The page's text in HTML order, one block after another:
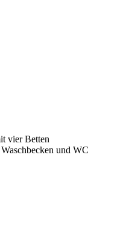
vier Betten
und WC